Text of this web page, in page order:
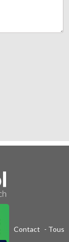
Contact - Tous